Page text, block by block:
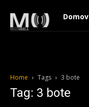
Domov
Home Tags 3 bote
Tag: 3 bote